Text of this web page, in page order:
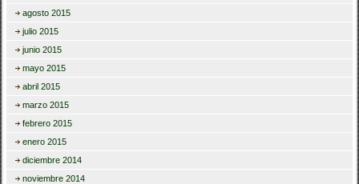
agosto 2015
julio 2015
junio 2015
mayo 2015
abril 2015
marzo 2015
febrero 2015
enero 2015
diciembre 2014
noviembre 2014